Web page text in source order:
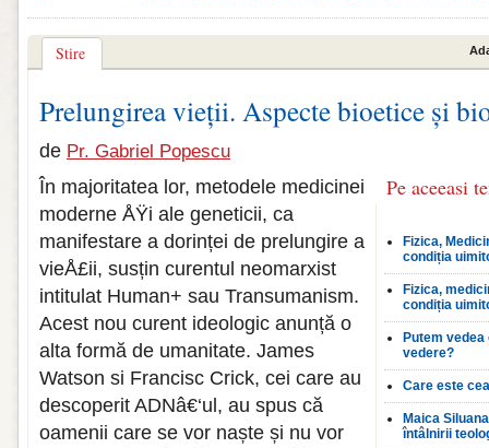
Stire
Prelungirea vieții. Aspecte bioetice și
de Pr. Gabriel Popescu
Pe aceeasi
Fizica,
condiția
Fizica,
condiția
Putem
vedere?
Care este
Maica
întâlnirii
În majoritatea lor, metodele medicinei
moderne ÅŸi ale geneticii, ca
manifestare a dorinței de prelungire a
vieÅ£ii, susțin curentul neomarxist
intitulat Human+ sau Transumanism.
Acest nou curent ideologic anunță o
alta formă de umanitate. James
Watson si Francisc Crick, cei care au
descoperit ADNâ€‘ul, au spus că
oamenii care se vor naște și nu vor